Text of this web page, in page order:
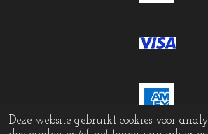
Deze website gebruikt cookies voor